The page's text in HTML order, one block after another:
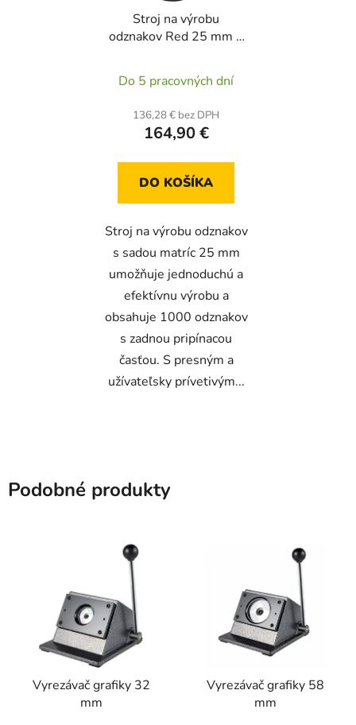
Stroj na výrobu
odznakov Red 25 mm +
Do 5 pracovných dní
136,28 € bez DPH
164,90 €
DO KOŠÍKA
Stroj na výrobu odznakov
s sadou matríc 25 mm
umožňuje jednoduchú a
efektívnu výrobu a
obsahuje 1000 odznakov
s zadnou pripínacou
časťou. S presným a
užívateľsky prívetivým...
Podobné produkty
Vyrezávač grafiky 32
mm
Vyrezávač grafiky 58
mm